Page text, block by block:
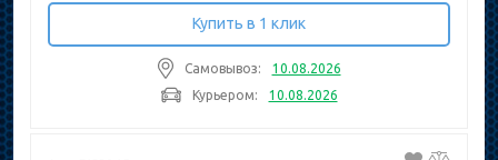
Купить в 1 клик
Самовывоз:
10.08.2026
Курьером:
10.08.2026